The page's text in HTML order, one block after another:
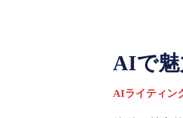
AIで魅
AIライティン